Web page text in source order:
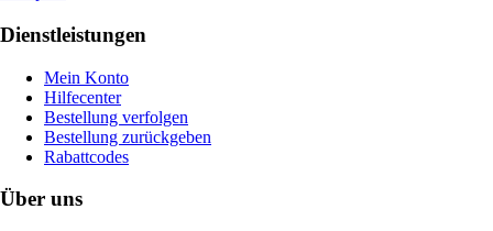
Dienstleistungen
Mein Konto
Hilfecenter
Bestellung verfolgen
Bestellung zurückgeben
Rabattcodes
Über uns